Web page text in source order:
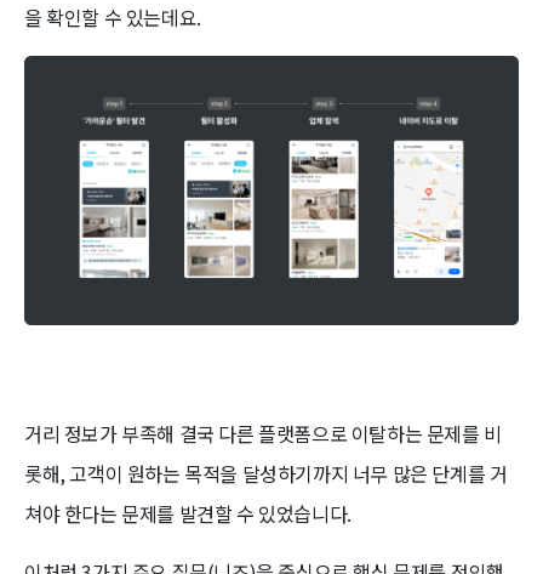
을 확인할 수 있는데요.
거리 정보가 부족해 결국 다른 플랫폼으로 이탈하는 문제를 비
롯해, 고객이 원하는 목적을 달성하기까지 너무 많은 단계를 거
쳐야 한다는 문제를 발견할 수 있었습니다.